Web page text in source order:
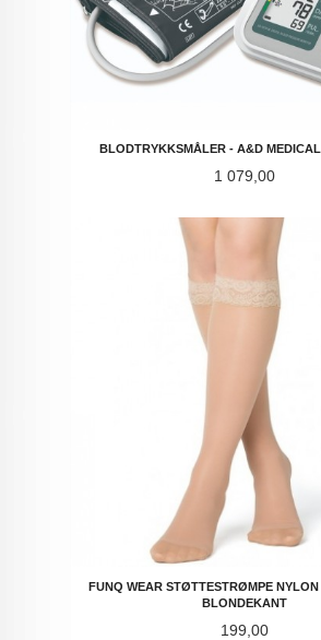
BLODTRYKKSMÅLER - A&D
Pris
1 079,00
FUNQ WEAR STØTTESTRØMPE NYLON
BLONDEKANT
Pris
199,00